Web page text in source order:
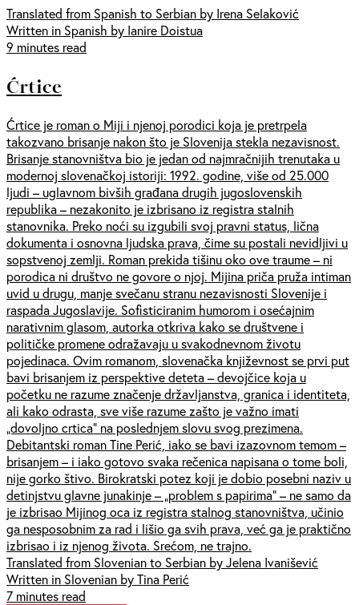
Translated from Spanish to Serbian by Irena Selaković
Written in Spanish by Ianire Doistua
9 minutes read
Ćrtice
Ćrtice je roman o Miji i njenoj porodici koja je pretrpela
takozvano brisanje nakon što je Slovenija stekla nezavisnost.
Brisanje stanovništva bio je jedan od najmračnijih trenutaka u
modernoj slovenačkoj istoriji: 1992. godine, više od 25.000
ljudi – uglavnom bivših građana drugih jugoslovenskih
republika – nezakonito je izbrisano iz registra stalnih
stanovnika. Preko noći su izgubili svoj pravni status, lična
dokumenta i osnovna ljudska prava, čime su postali nevidljivi u
sopstvenoj zemlji. Roman prekida tišinu oko ove traume – ni
porodica ni društvo ne govore o njoj. Mijina priča pruža intiman
uvid u drugu, manje svečanu stranu nezavisnosti Slovenije i
raspada Jugoslavije. Sofisticiranim humorom i osećajnim
narativnim glasom, autorka otkriva kako se društvene i
političke promene odražavaju u svakodnevnom životu
pojedinaca. Ovim romanom, slovenačka književnost se prvi put
bavi brisanjem iz perspektive deteta – devojčice koja u
početku ne razume značenje državljanstva, granica i identiteta,
ali kako odrasta, sve više razume zašto je važno imati
„dovoljno crtica” na poslednjem slovu svog prezimena.
Debitantski roman Tine Perić, iako se bavi izazovnom temom –
brisanjem – i iako gotovo svaka rečenica napisana o tome boli,
nije gorko štivo. Birokratski potez koji je dobio posebni naziv u
detinjstvu glavne junakinje – „problem s papirima” – ne samo da
je izbrisao Mijinog oca iz registra stalnog stanovništva, učinio
ga nesposobnim za rad i lišio ga svih prava, već ga je praktično
izbrisao i iz njenog života. Srećom, ne trajno.
Translated from Slovenian to Serbian by Jelena Ivanišević
Written in Slovenian by Tina Perić
7 minutes read